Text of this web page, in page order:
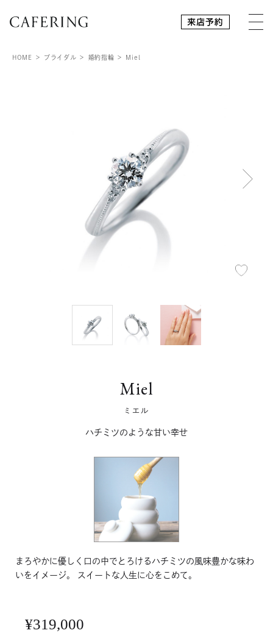
HOME ブライダル 婚約指輪 Miel
Miel
ミエル
ハチミツのような甘い幸せ
まろやかに優しく口の中でとろけるハチミツの風味豊かな味わ
いをイメージ。 スイートな人生に心をこめて。
¥319,000